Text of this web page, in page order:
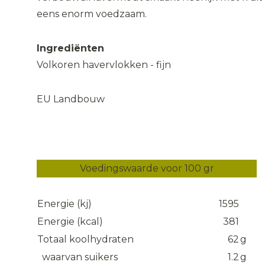
eens enorm voedzaam.
Ingrediënten
Volkoren havervlokken - fijn
EU Landbouw
Voedingswaarde voor 100 gr
Energie (kj)
1595
Energie (kcal)
381
Totaal koolhydraten
62g
waarvan suikers
1.2g